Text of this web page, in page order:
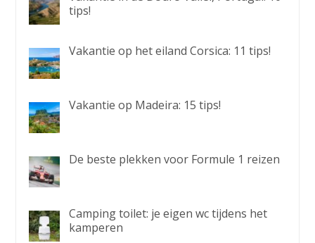
tips!
Vakantie op het eiland Corsica: 11 tips!
Vakantie op Madeira: 15 tips!
De beste plekken voor Formule 1 reizen
Camping toilet: je eigen wc tijdens het
kamperen